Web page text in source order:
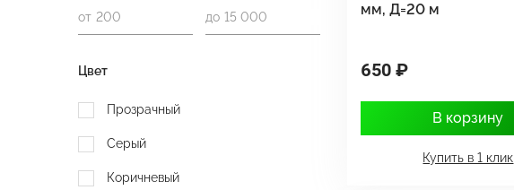
от до
Цвет
Прозрачный
Серый
Коричневый
мм, Д=20 м
650 ₽
В корзину
Купить в 1 клик